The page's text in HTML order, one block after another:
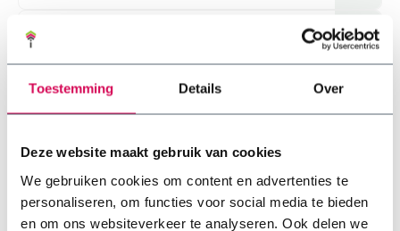
Toestemming Details Over
Deze website maakt gebruik van cookies
We gebruiken cookies om content en advertenties te
personaliseren, om functies voor social media te bieden
en om ons websiteverkeer te analyseren. Ook delen we
Sedummatten samenstellen